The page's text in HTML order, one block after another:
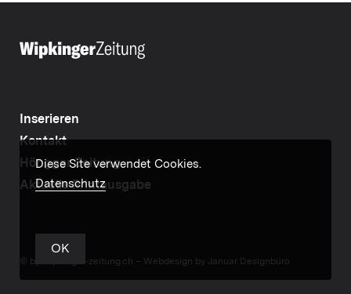
Inserieren
Kontakt
Höngger Zeitung
Aktuelle Printausgabe
© by wipkinger-zeitung.ch – Webdesign by Januar Designbüro
Diese Site verwendet Cookies.
Datenschutz
OK